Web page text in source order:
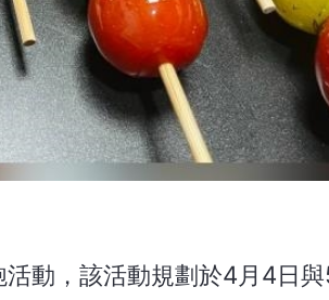
動，該活動規劃於4月4日